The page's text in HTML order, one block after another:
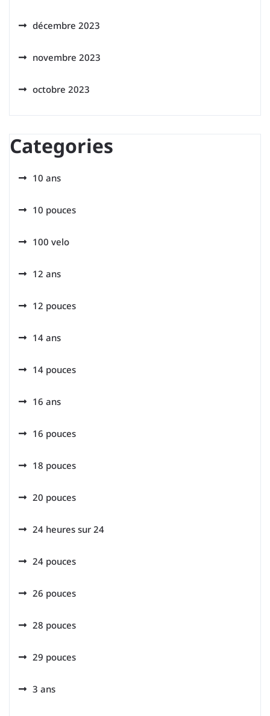
décembre 2023
novembre 2023
octobre 2023
Categories
10 ans
10 pouces
100 velo
12 ans
12 pouces
14 ans
14 pouces
16 ans
16 pouces
18 pouces
20 pouces
24 heures sur 24
24 pouces
26 pouces
28 pouces
29 pouces
3 ans